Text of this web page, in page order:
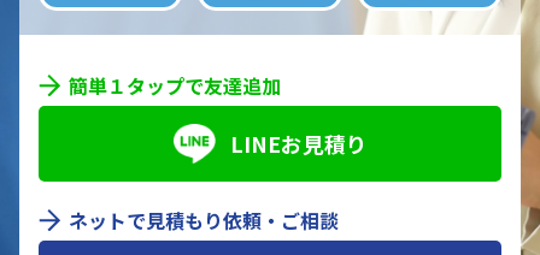
簡単１タップで友達追加
LINEお見積り
ネットで見積もり依頼・ご相談